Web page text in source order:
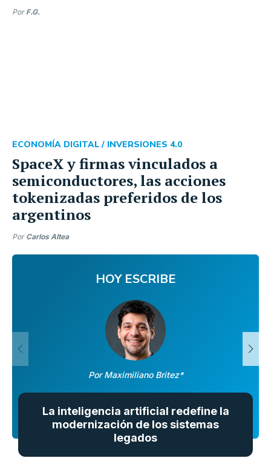
Por F.G.
SpaceX y firmas vinculados a
semiconductores, las acciones
tokenizadas preferidos de los
argentinos
ECONOMÍA DIGITAL / INVERSIONES 4.0
Por Carlos Altea
La inteligencia artificial redefine la
modernización de los sistemas
legados
HOY ESCRIBE
Por Maximiliano Britez*